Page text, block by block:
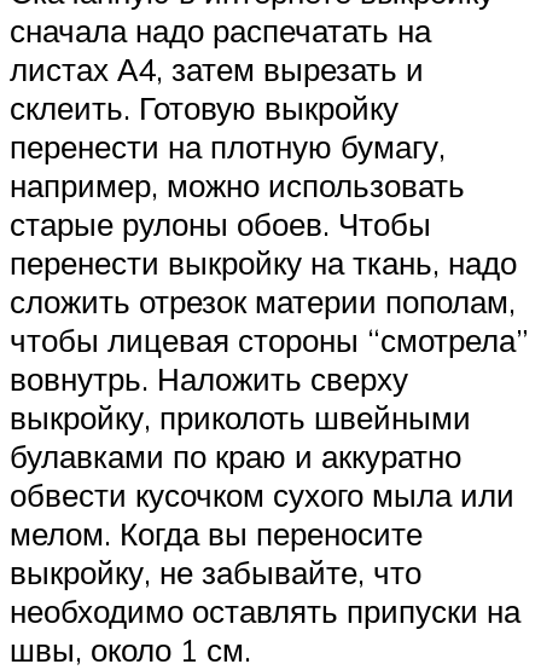
сначала надо распечатать на
листах А4, затем вырезать и
склеить. Готовую выкройку
перенести на плотную бумагу,
например, можно использовать
старые рулоны обоев. Чтобы
перенести выкройку на ткань, надо
сложить отрезок материи пополам,
чтобы лицевая стороны “смотрела”
вовнутрь. Наложить сверху
выкройку, приколоть швейными
булавками по краю и аккуратно
обвести кусочком сухого мыла или
мелом. Когда вы переносите
выкройку, не забывайте, что
необходимо оставлять припуски на
швы, около 1 см.